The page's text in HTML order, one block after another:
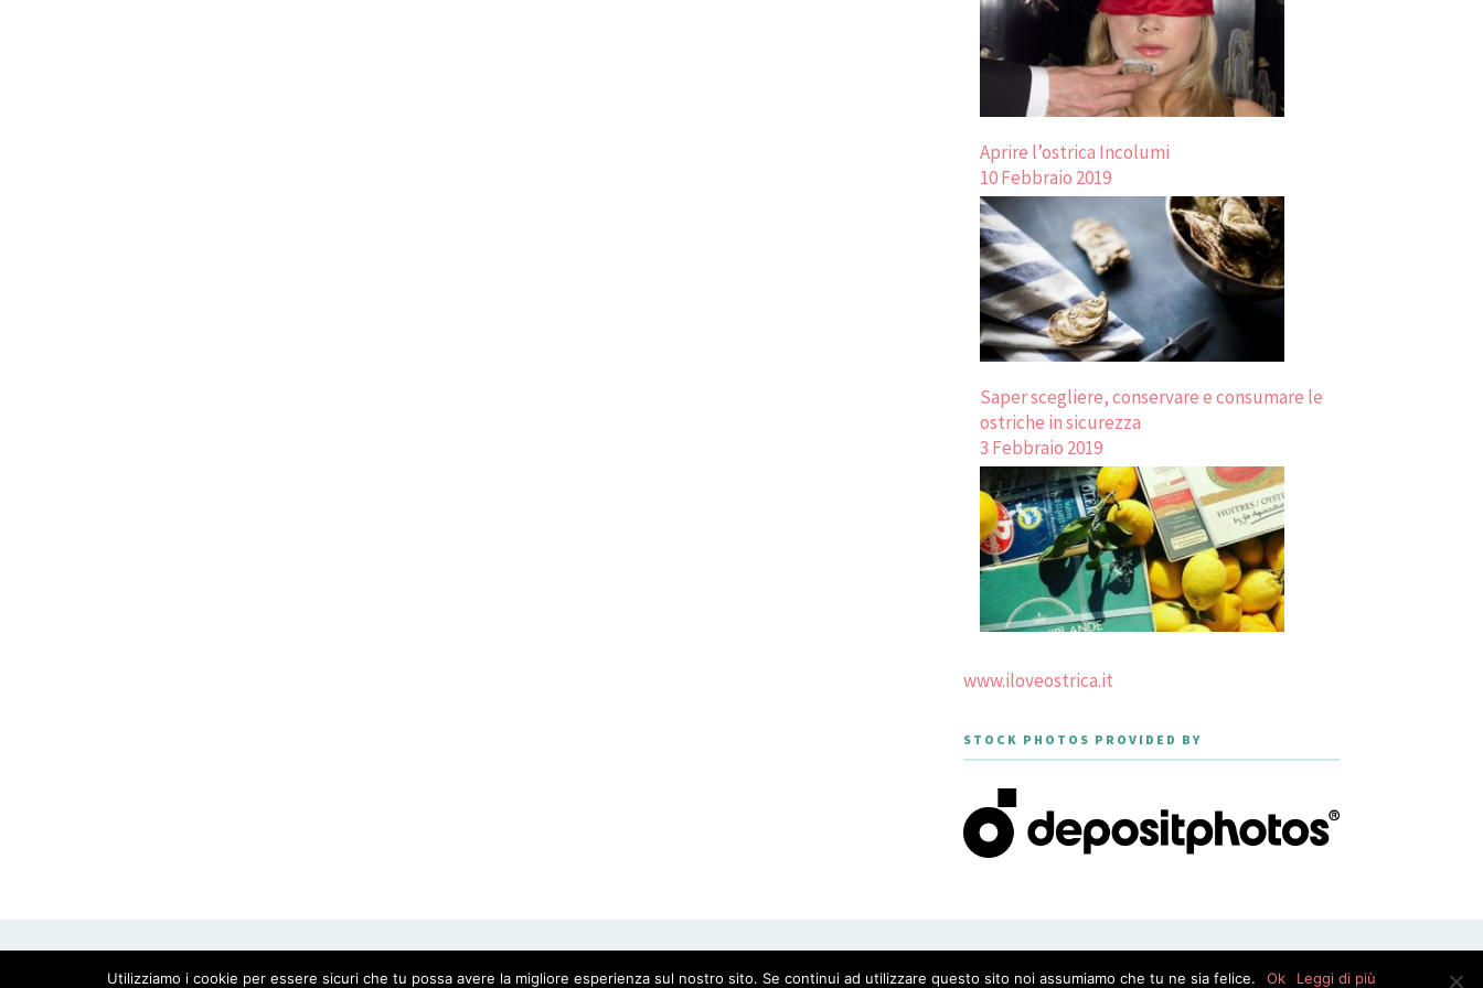
Aprire l’ostrica Incolumi
10 Febbraio 2019
Saper scegliere, conservare e consumare le
ostriche in sicurezza
3 Febbraio 2019
www.iloveostrica.it
STOCK PHOTOS PROVIDED BY
Utilizziamo i cookie per essere sicuri che tu possa avere la migliore esperienza sul nostro sito. Se continui ad utilizzare questo sito noi assumiamo che tu ne sia felice. Ok Leggi di più